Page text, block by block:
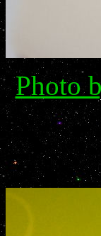
Photo